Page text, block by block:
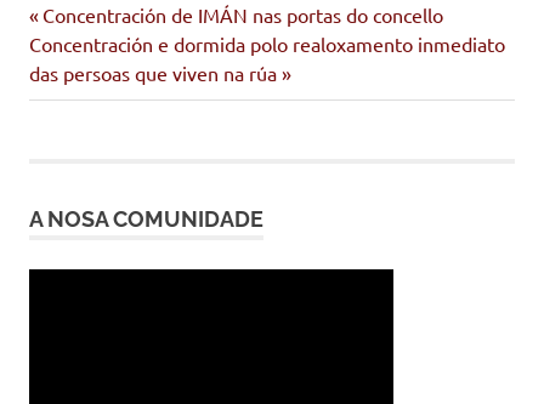
Navegación
de
Entrada
anterior:
Concentración de IMÁN nas portas do concello
Siguiente
entrada:
Concentración e dormida polo realoxamento inmediato
das persoas que viven na rúa
A NOSA COMUNIDADE